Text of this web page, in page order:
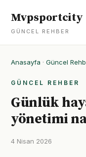
Mvpsportcity
GÜNCEL REHBER
Anasayfa · Güncel
GÜNCEL REHBER
Günlük
yönetimi
4 Nisan 2026